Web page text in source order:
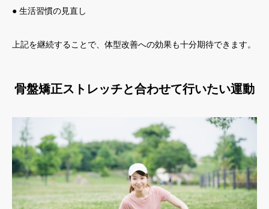
● 生活習慣の見直し
上記を継続することで、体型改善への効果も十分期待できます。
骨盤矯正ストレッチと合わせて行いたい運動